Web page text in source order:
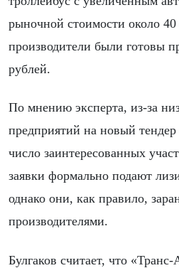
рыночной стоимости около
производители были готовы
рублей.
По мнению эксперта, из-за
предприятий на новый
число заинтересованных
заявки формально подают
однако они, как правило,
производителями.
Булгаков считает, что